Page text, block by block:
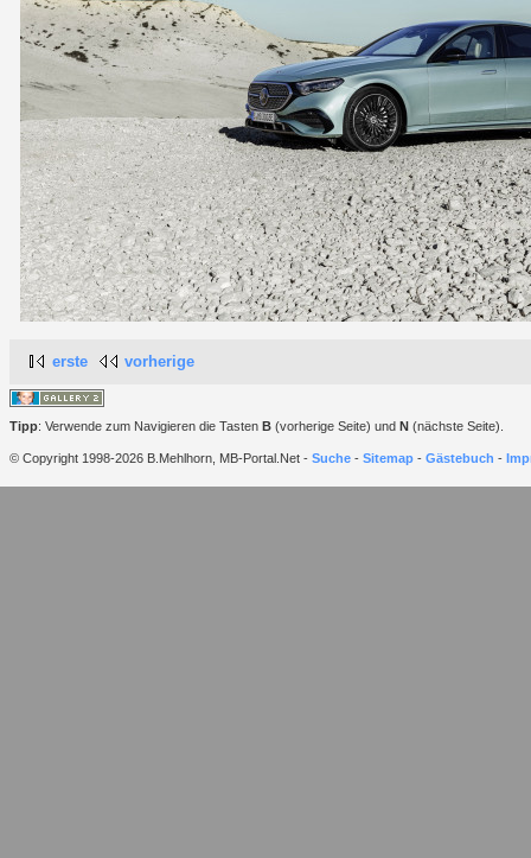
erste vorherige
Tipp: Verwende zum Navigieren die Tasten B (vorherige Seite) und N (nächste Seite).
© Copyright 1998-2026 B.Mehlhorn, MB-Portal.Net - Suche - Sitemap - Gästebuch -